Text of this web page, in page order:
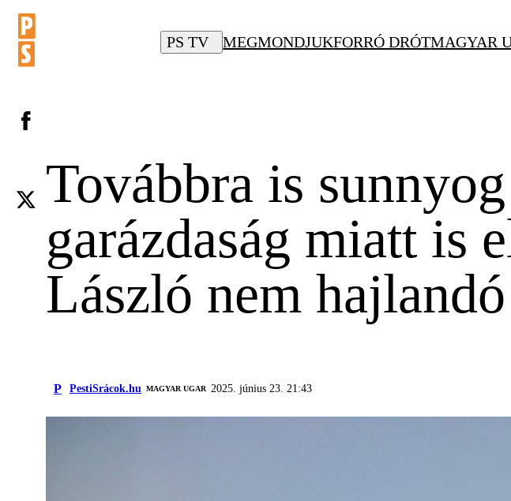
PS TV MEGMONDJUKFORRÓ DRÓTMAGYAR
Továbbra is
garázdaság miatt is
László nem
P PestiSrácok.hu MAGYAR UGAR 2025. június 23. 21:43